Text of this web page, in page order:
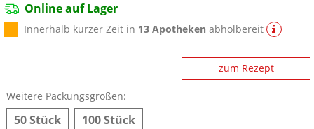
Online auf Lager
Innerhalb kurzer Zeit in 13 Apotheken abholbereit
zum Rezept
Weitere Packungsgrößen:
50 Stück 100 Stück